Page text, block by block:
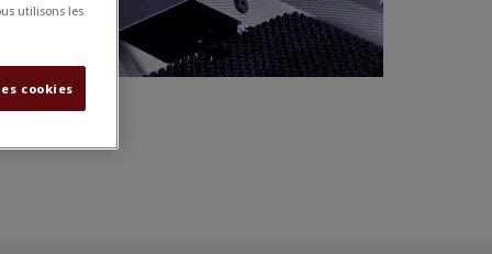
utilisons les
cookies